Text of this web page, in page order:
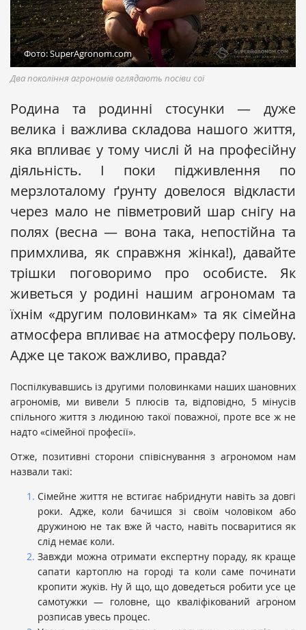
Фото: SuperAgronom.com
Два покоління агрономів оглядають посіви сої
Родина та родинні стосунки — дуже
велика і важлива складова нашого життя,
яка впливає у тому числі й на професійну
діяльність. І поки підживлення по
мерзлоталому ґрунту довелося відкласти
через мало не півметровий шар снігу на
полях (весна — вона така, непостійна та
примхлива, як справжня жінка!), давайте
трішки поговоримо про особисте. Як
живеться у родині нашим агрономам та
їхнім «другим половинкам» та як сімейна
атмосфера впливає на атмосферу польову.
Адже це також важливо, правда?
Поспілкувавшись із другими половинками наших шановних
агрономів, ми вивели 5 плюсів та, відповідно, 5 мінусів
спільного життя з людиною такої поважної, проте все ж не
надто «сімейної професії».
Отже, позитивні сторони співіснування з агрономом нам
назвали такі:
Сімейне життя не встигає набриднути навіть за довгі
роки. Адже, коли бачишся зі своїм чоловіком або
дружиною не так вже й часто, навіть посваритися як
слід немає коли.
Завжди можна отримати експертну пораду, як краще
сапати картоплю на городі та коли саме починати
кропити жуків. Ну й що, що доведеться робити усе це
самотужки — головне, що кваліфікований агроном
розписав увесь процес.